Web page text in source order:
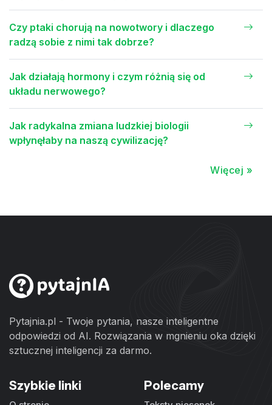
Czy ptaki chorują na nowotwory i dlaczego
radzą sobie z nimi tak dobrze?
Jak działają hormony i czym różnią się od
układu nerwowego?
Jak radykalna zmiana ludzkiej biologii
wpłynęłaby na naszą cywilizację?
Więcej »
Pytajnia.pl - Twoje pytania, nasze inteligentne
odpowiedzi od AI. Rozwiązania w mgnieniu oka dzięki
sztucznej inteligencji za darmo.
Szybkie linki Polecamy